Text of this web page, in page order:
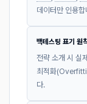
데이터만 인용합
백테스팅 표기 원
전략 소개 시 실
최적화
다.